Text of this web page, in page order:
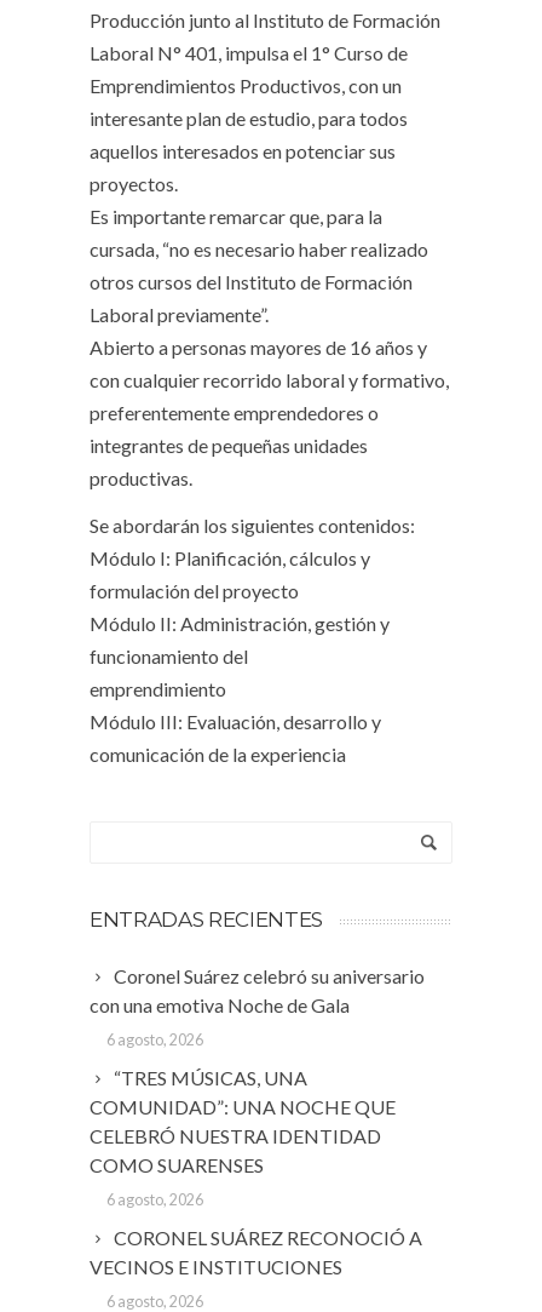
Producción junto al Instituto de Formación
Laboral N° 401, impulsa el 1° Curso de
Emprendimientos Productivos, con un
interesante plan de estudio, para todos
aquellos interesados en potenciar sus
proyectos.
Es importante remarcar que, para la
cursada, “no es necesario haber realizado
otros cursos del Instituto de Formación
Laboral previamente”.
Abierto a personas mayores de 16 años y
con cualquier recorrido laboral y formativo,
preferentemente emprendedores o
integrantes de pequeñas unidades
productivas.
Se abordarán los siguientes contenidos:
Módulo I: Planificación, cálculos y
formulación del proyecto
Módulo II: Administración, gestión y
funcionamiento del
emprendimiento
Módulo III: Evaluación, desarrollo y
comunicación de la experiencia
ENTRADAS RECIENTES
Coronel Suárez celebró su aniversario
con una emotiva Noche de Gala
6 agosto, 2026
“TRES MÚSICAS, UNA
COMUNIDAD”: UNA NOCHE QUE
CELEBRÓ NUESTRA IDENTIDAD
COMO SUARENSES
6 agosto, 2026
CORONEL SUÁREZ RECONOCIÓ A
VECINOS E INSTITUCIONES
6 agosto, 2026